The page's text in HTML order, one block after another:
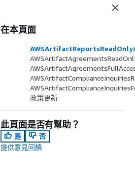
在本頁面
政策更新
此頁面是否有幫助？
是
否
提供意見回饋